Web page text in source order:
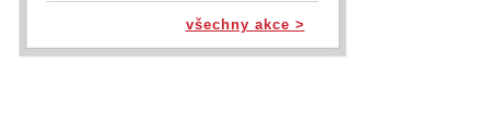
všechny akce >